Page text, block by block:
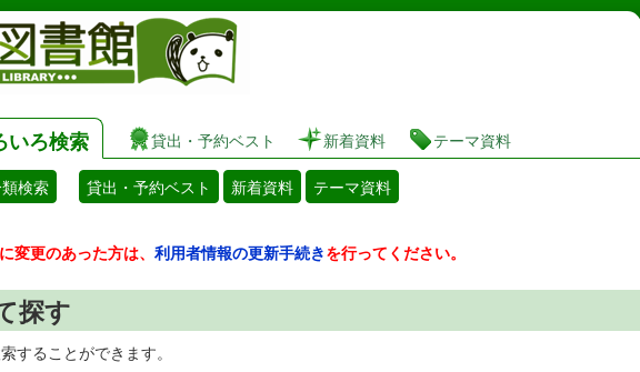
図書館 蔵書検索・予約システム
いろ検索 貸出・予約ベスト 新着資料 テーマ資料
検索 貸出・予約ベスト 新着資料 テーマ資料
変更のあった方は、 利用者情報の更新手続きを行ってください。
探す
することができます。